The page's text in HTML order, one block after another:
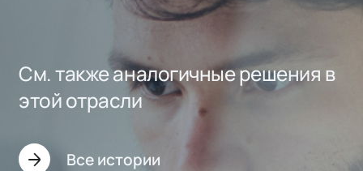
См. также аналогичные решения в
этой отрасли
Все истории